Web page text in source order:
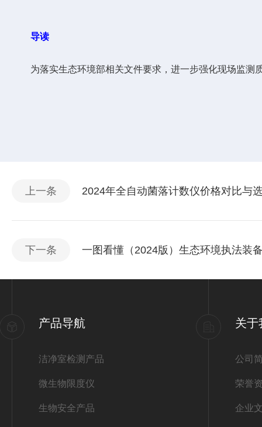
导读
为落实生态环境部相关文件要求，进一步强化现场监测
上一条 2024年全自动菌落计数仪价格对比与
下一条 一图看懂（2024版）生态环境执法装
产品导航
洁净室检测产品
微生物限度仪
生物安全产品
关于
公司
荣誉
企业